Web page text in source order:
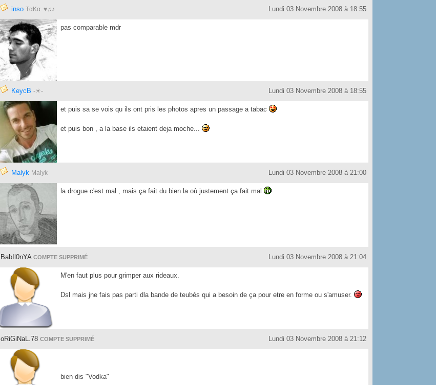
inso ŦαKα. ♥♫♪ Lundi 03 Novembre 2008 à 18:55
pas comparable mdr
KeycB -☀- Lundi 03 Novembre 2008 à 18:55
et puis sa se vois qu ils ont pris les photos apres un passage a tabac
et puis bon , a la base ils etaient deja moche...
Malyk Malyk Lundi 03 Novembre 2008 à 21:00
la drogue c'est mal , mais ça fait du bien la où justement ça fait mal
BabIl0nYA COMPTE SUPPRIMÉ Lundi 03 Novembre 2008 à 21:04
M'en faut plus pour grimper aux rideaux.
Dsl mais jne fais pas parti dla bande de teubés qui a besoin de ça pour etre en forme ou s'amuser.
oRiGiNaL.78 COMPTE SUPPRIMÉ Lundi 03 Novembre 2008 à 21:12
bien dis "Vodka"